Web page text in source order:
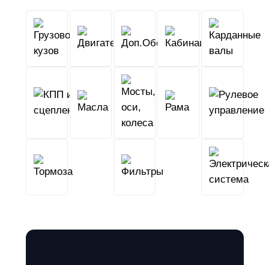
Грузовой
кузов
Двигатель Кабина
КПП
оси,
Рама
Тормоза Фильтры